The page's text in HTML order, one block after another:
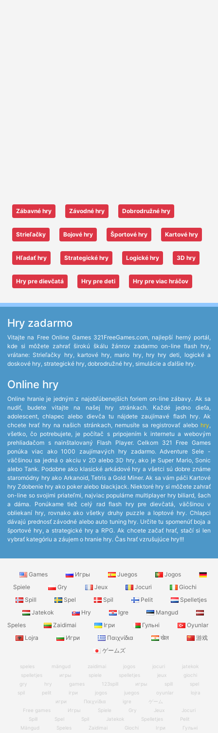
Zábavné hry Závodné hry Dobrodružné hry
Strieľačky Bojové hry Športové hry Kartové hry
Hľadať hry Strategické hry Logické hry 3D hry
Hry pre dievčatá Hry pre deti Hry pre viac hráčov
Hry zadarmo
Vitajte na Free Online Games 321FreeGames.com, najlepší herný portál,
kde si môžete zahrať širokú škálu žánrov zadarmo on-line flash hry,
vrátane: Strieľačky hry, kartové hry, mario hry, hry hry deti, logické a
doskové hry, strategické hry, dobrodružné hry, simulácie a ďalšie hry.
Online hry
Online hranie je jedným z najobľúbenejších foriem on-line zábavy. Ak sa
nudiť, budete vitajte na našej hry stránkach. Každé jedno dieťa,
adolescent, chlapec alebo dievča tu nájdete zaujímavé flash hry. Ak
chcete hrať hry na našich stránkach, nemusíte sa registrovať alebo hry,
všetko, čo potrebujete, je počítač s pripojením k internetu a webovým
prehliadačom s nainštalovaný Flash Player. Celkom 321 Free Games
ponúka viac ako 1000 zaujímavých hry zadarmo. Adventure Sele -
väčšinou sa jedná o akciu v 2D alebo 3D hry, ako je Super Mario, Sonic
alebo Tank. Podobne ako klasické arkádové hry a všetci sú dobre známe
staromódny hry ako Arkanoid, Tetris a Gold Miner. Ak sa vám páči Kartové
hry Zdobenie hry ako poker alebo blackjack. Niektoré hry si môžete zahrať
on-line so svojimi priateľmi, najviac populárne multiplayer hry biliard, šach
a dáma. Ponúkame tiež celý rad flash hry pre dievčatá, väčšinou v
obliekaní hry, rovnako ako všetky druhy puzzle a loptové hry. Chlapci
dávajú prednosť závodné alebo auto tuning hry. Určite tu spomenúť boja a
športové hry, a strategické hry a RPG. Ak chcete začať hrať, stačí si len
vybrať kategóriu a záujem o hranie hry. Čas hrať vzrušujúce hry!!!
Games Игры Juegos
Jogos
Spiele
Gry Jeux Jocuri
Giochi
Spill
Spel Spil Pelit
Spelletjes
Jatekok
Hry Igre
Mangud
Speles
Zaidimai Ігри Гульні
Oyunlar
Lojra
Игри Παιχνίδια खेल
游戏
ゲームズ
speles mängud zaidimai jogos jocuri
jatekok
spelletjes
игры spiele spelletjes jeux
giochi
gry
hry games 123spill игры spill
spel
spil
pelit ігри jogos juegos oyunlar
lojra
игри
Παιχνίδια igre
ゲーム
Free games
Игры Spiele Gry Jeux
Jocuri
Spill
Spel Spil Jatekok Spelletjes
Pelit
Mängud
Speles Zaidimai Giochi Ігри Гульні